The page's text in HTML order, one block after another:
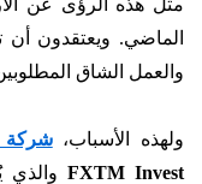
مثل هذه الرؤى عن
الماضي. ويعتقدون أن
والعمل الشاق
ولهذه الأسباب،شركة FXTM
FXTM Invest والذي